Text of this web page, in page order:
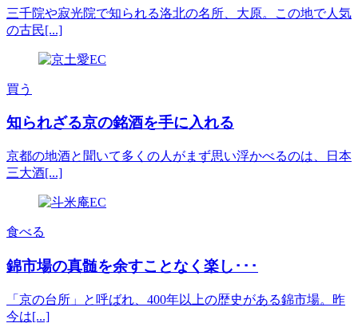
三千院や寂光院で知られる洛北の名所、大原。この地で人気
の古民[...]
買う
知られざる京の銘酒を手に入れる
京都の地酒と聞いて多くの人がまず思い浮かべるのは、日本
三大酒[...]
食べる
錦市場の真髄を余すことなく楽し･･･
「京の台所」と呼ばれ、400年以上の歴史がある錦市場。昨
今は[...]